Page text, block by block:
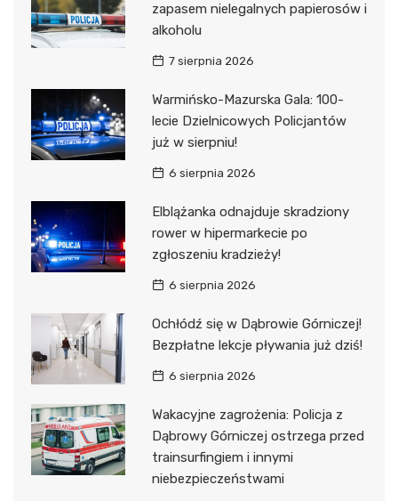
zapasem nielegalnych papierosów i
alkoholu
7 sierpnia 2026
Warmińsko-Mazurska Gala: 100-
lecie Dzielnicowych Policjantów
już w sierpniu!
6 sierpnia 2026
Elblążanka odnajduje skradziony
rower w hipermarkecie po
zgłoszeniu kradzieży!
6 sierpnia 2026
Ochłódź się w Dąbrowie Górniczej!
Bezpłatne lekcje pływania już dziś!
6 sierpnia 2026
Wakacyjne zagrożenia: Policja z
Dąbrowy Górniczej ostrzega przed
trainsurfingiem i innymi
niebezpieczeństwami